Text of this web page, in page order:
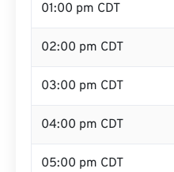
01:00 pm CDT
02:00 pm CDT
03:00 pm CDT
04:00 pm CDT
05:00 pm CDT